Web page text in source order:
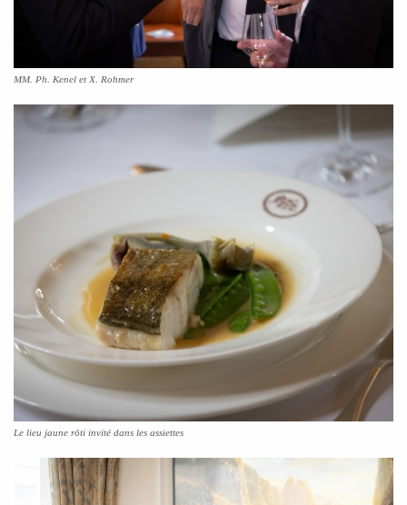
MM. Ph. Kenel et X. Rohmer
Le lieu jaune rôti invité dans les assiettes